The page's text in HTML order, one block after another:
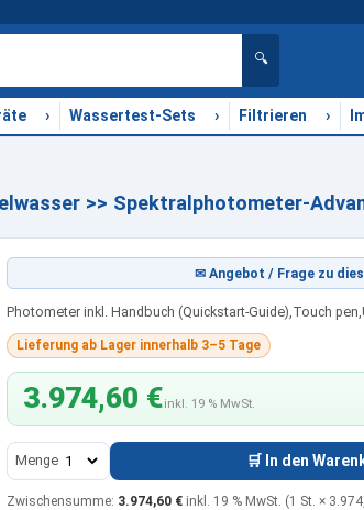
🔍
› Wassertest-Sets › Filtrieren ›
>> Spektralphotometer-
✉ Angebot / Frage zu
Photometer inkl. Handbuch (Quickstart-Guide),Touch
Lieferung ab Lager innerhalb 3–5 Tage
3.974,60 €inkl. 19 % MwSt.
Menge 🛒 In den
Zwischensumme: 3.974,60 € inkl. 19 % MwSt. (1 St. ×